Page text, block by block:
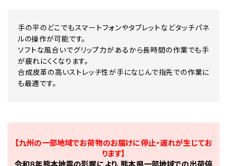
手の平のどこでもスマートフォンやタブレットなどタッチパネ
ルの操作が可能です。
ソフトな風合いでグリップ力があるから長時間の作業でも手
が疲れにくくなります。
合成皮革の高いストレッチ性が手になじんで指先での作業に
も最適です。
【九州の一部地域でお荷物のお届けに停止・遅れが生じてお
ります】